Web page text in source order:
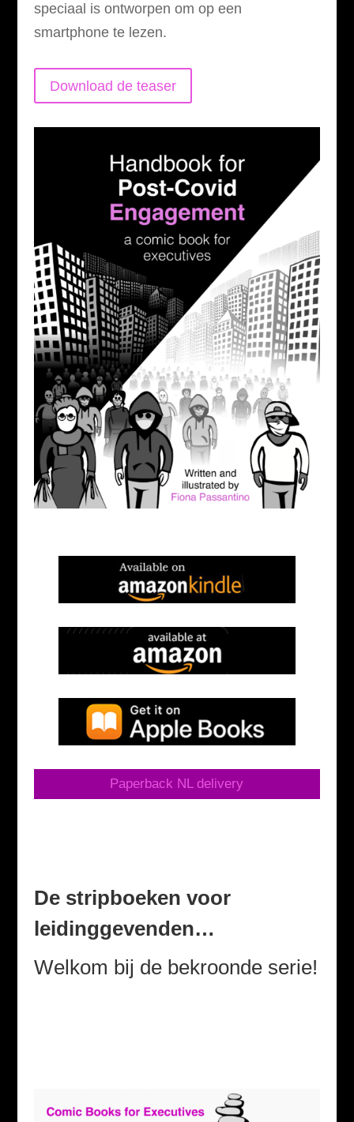
speciaal is ontworpen om op een
smartphone te lezen.
Download de teaser
Paperback NL delivery
De stripboeken voor
leidinggevenden…
Welkom bij de bekroonde serie!